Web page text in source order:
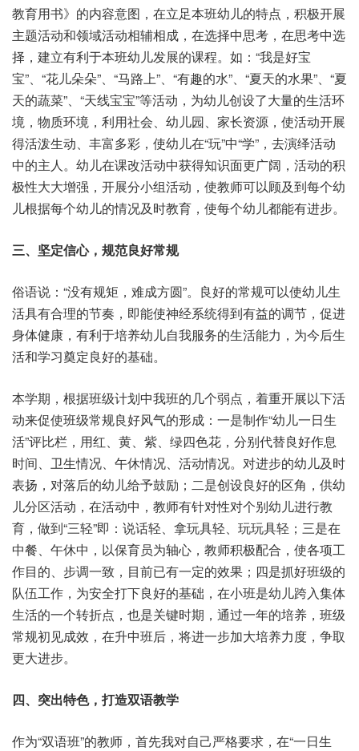
教育用书》的内容意图，在立足本班幼儿的特点，积极开展
主题活动和领域活动相辅相成，在选择中思考，在思考中选
择，建立有利于本班幼儿发展的课程。如：“我是好宝
宝”、“花儿朵朵”、“马路上”、“有趣的水”、“夏天的水果”、“夏
天的蔬菜”、“天线宝宝”等活动，为幼儿创设了大量的生活环
境，物质环境，利用社会、幼儿园、家长资源，使活动开展
得活泼生动、丰富多彩，使幼儿在“玩”中“学”，去演绎活动
中的主人。幼儿在课改活动中获得知识面更广阔，活动的积
极性大大增强，开展分小组活动，使教师可以顾及到每个幼
儿根据每个幼儿的情况及时教育，使每个幼儿都能有进步。
三、坚定信心，规范良好常规
俗语说：“没有规矩，难成方圆”。良好的常规可以使幼儿生
活具有合理的节奏，即能使神经系统得到有益的调节，促进
身体健康，有利于培养幼儿自我服务的生活能力，为今后生
活和学习奠定良好的基础。
本学期，根据班级计划中我班的几个弱点，着重开展以下活
动来促使班级常规良好风气的形成：一是制作“幼儿一日生
活”评比栏，用红、黄、紫、绿四色花，分别代替良好作息
时间、卫生情况、午休情况、活动情况。对进步的幼儿及时
表扬，对落后的幼儿给予鼓励；二是创设良好的区角，供幼
儿分区活动，在活动中，教师有针对性对个别幼儿进行教
育，做到“三轻”即：说话轻、拿玩具轻、玩玩具轻；三是在
中餐、午休中，以保育员为轴心，教师积极配合，使各项工
作目的、步调一致，目前已有一定的效果；四是抓好班级的
队伍工作，为安全打下良好的基础，在小班是幼儿跨入集体
生活的一个转折点，也是关键时期，通过一年的培养，班级
常规初见成效，在升中班后，将进一步加大培养力度，争取
更大进步。
四、突出特色，打造双语教学
作为“双语班”的教师，首先我对自己严格要求，在“一日生